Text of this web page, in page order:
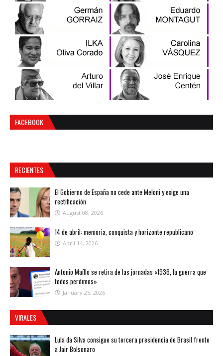
FACEBOOK
RECIENTES
El Gobierno de España no cede ante Meloni y exige una
rectificación
August 08, 2026
14 de abril: memoria, conquista y horizonte republicano
April 14, 2026
Antonio Maíllo se retira de las jornadas «1936, la guerra que
todos perdimos»
January 25, 2026
VIRALES
Lula da Silva consigue su tercera presidencia de Brasil frente
a Jair Bolsonaro